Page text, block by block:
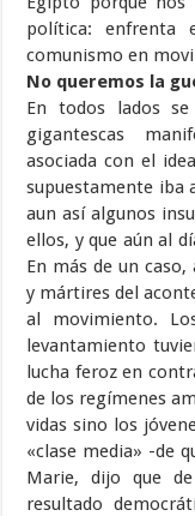
política: enfrenta
comunismo en
No queremos la
En todos lados
gigantescas
asociada con el
supuestamente iba
aun así algunos
ellos, y que aún al
En más de un
y mártires del
al movimiento.
levantamiento
lucha feroz en
de los regímenes
vidas sino los
«clase media» -de
Marie, dijo que
resultado